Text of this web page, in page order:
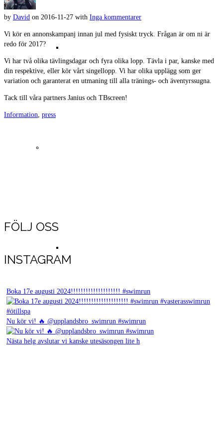
Resultat 2019
by David on 2016-11-27 with Inga kommentarer
Vi kör en annonskampanj innan jul med fysiskt tryck. Frågan är om ni är
redo för 2017?
Vi har två olika tävlingsdagar och fyra olika lopp. Tävla i par, kanske med
din respektive, eller kör vårt singellopp. Vi har olika upplägg som ger
variation och garanterat en utmaning till alla tränings- och äventyrssugna.
Tack till våra partners Janius och TBscreen!
Information press
FÖLJ OSS
INSTAGRAM
Boka 17e augusti 2024!!!!!!!!!!!!!!!!!!!! #swimrun
Nu kör vi! 🔥 @upplandsbro_swimrun #swimrun
Nästa helg avslutar vi kanske utesäsongen lite h